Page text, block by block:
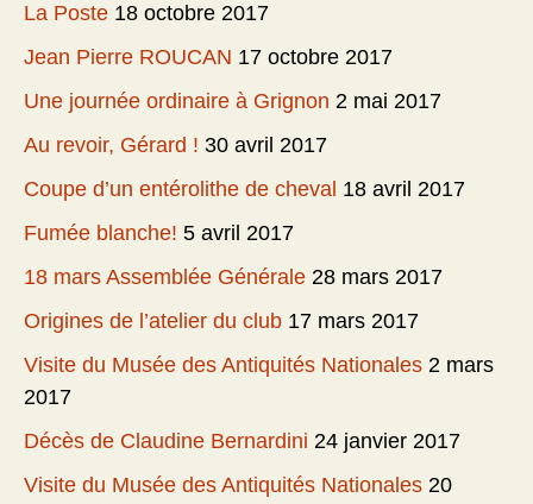
La Poste 18 octobre 2017
Jean Pierre ROUCAN 17 octobre 2017
Une journée ordinaire à Grignon 2 mai 2017
Au revoir, Gérard ! 30 avril 2017
Coupe d’un entérolithe de cheval 18 avril 2017
Fumée blanche! 5 avril 2017
18 mars Assemblée Générale 28 mars 2017
Origines de l’atelier du club 17 mars 2017
Visite du Musée des Antiquités Nationales 2 mars
2017
Décès de Claudine Bernardini 24 janvier 2017
Visite du Musée des Antiquités Nationales 20